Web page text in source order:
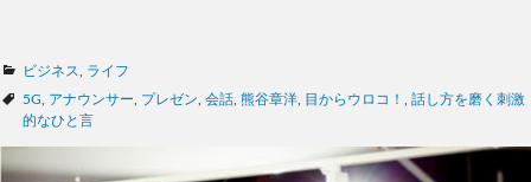
カ
テ
ゴ
ビジネス
ライフ
タ
グ
5G アナウンサー プレゼン 会話 熊谷章洋 目からウロコ！
話し方を磨く刺激
的なひと言